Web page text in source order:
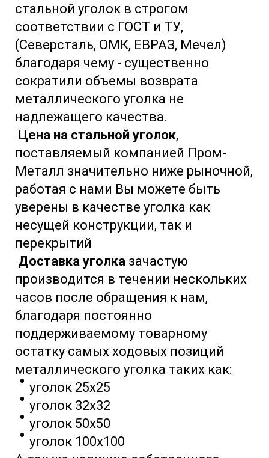
стальной уголок в строгом
соответствии с ГОСТ и ТУ,
(Северсталь, ОМК, ЕВРАЗ, Мечел)
благодаря чему - существенно
сократили объемы возврата
металлического уголка не
надлежащего качества.
Цена на стальной уголок,
поставляемый компанией Пром-
Металл значительно ниже рыночной,
работая с нами Вы можете быть
уверены в качестве уголка как
несущей конструкции, так и
перекрытий
Доставка уголка зачастую
производится в течении нескольких
часов после обращения к нам,
благодаря постоянно
поддерживаемому товарному
остатку самых ходовых позиций
металлического уголка таких как:
уголок 25х25
уголок 32х32
уголок 50х50
уголок 100х100